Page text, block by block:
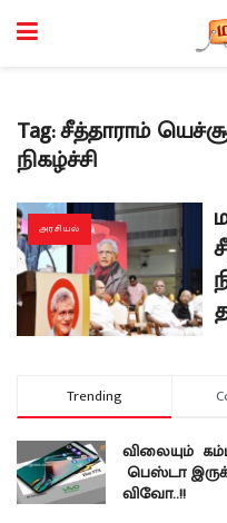
Tag:சீத்தாராம்
நிகழ்ச்சி
அரசியல்
Trending
விலையும்
பெஸ்டா
விவோ..!!